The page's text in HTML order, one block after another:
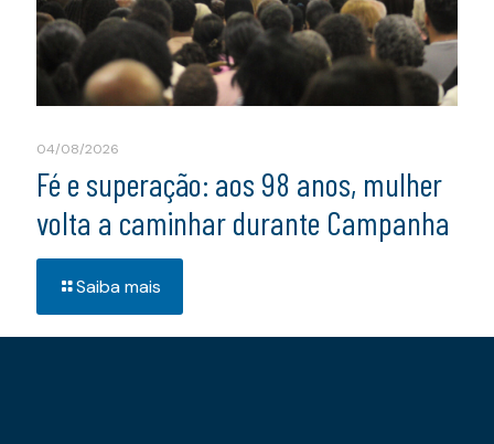
04/08/2026
Fé e superação: aos 98 anos, mulher
volta a caminhar durante Campanha
Saiba mais